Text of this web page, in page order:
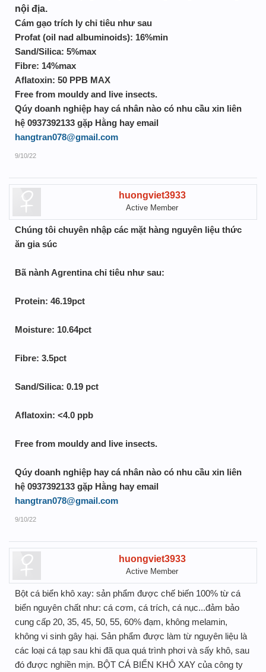
nội địa.
Cám gạo trích ly chỉ tiêu như sau
Profat (oil nad albuminoids): 16%min
Sand/Silica: 5%max
Fibre: 14%max
Aflatoxin: 50 PPB MAX
Free from mouldy and live insects.
Qúy doanh nghiệp hay cá nhân nào có nhu cầu xin liên
hệ 0937392133 gặp Hằng hay email
hangtran078@gmail.com
9/10/22
huongviet3933
Active Member
Chúng tôi chuyên nhập các mặt hàng nguyên liệu thức
ăn gia súc
Bã nành Agrentina chỉ tiêu như sau:
Protein: 46.19pct
Moisture: 10.64pct
Fibre: 3.5pct
Sand/Silica: 0.19 pct
Aflatoxin: <4.0 ppb
Free from mouldy and live insects.
Qúy doanh nghiệp hay cá nhân nào có nhu cầu xin liên
hệ 0937392133 gặp Hằng hay email
hangtran078@gmail.com
9/10/22
huongviet3933
Active Member
Bột cá biển khô xay: sản phẩm được chế biến 100% từ cá
biển nguyên chất như: cá cơm, cá trích, cá nục...đảm bảo
cung cấp 20, 35, 45, 50, 55, 60% đạm, không melamin,
không vi sinh gây hại. Sản phẩm được làm từ nguyên liệu là
các loại cá tạp sau khi đã qua quá trình phơi và sấy khô, sau
đó được nghiền mịn. BỘT CÁ BIỂN KHÔ XAY của công ty